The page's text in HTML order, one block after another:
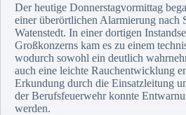
Der heutige Donnerstagvormittag
einer überörtlichen Alarmierung nach
Watenstedt. In einer dortigen
Großkonzerns kam es zu einem
wodurch sowohl ein deutlich
auch eine leichte Rauchentwicklung
Erkundung durch die Einsatzleitung
der Berufsfeuerwehr konnte
werden.